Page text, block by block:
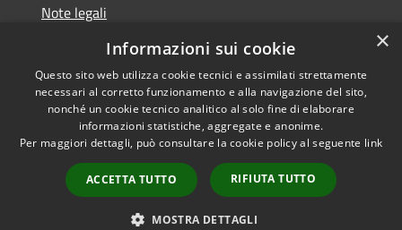
Note legali
Dichiarazione di accessibilità
Accessibilità
Copyright © 2026 • Comune di
Santo Stefano del Sole •
Powered byMunicipium
Accesso redazione
×
Informazioni sui cookie
Questo sito web utilizza cookie tecnici e assimilati strettamente
necessari al corretto funzionamento e alla navigazione del sito,
nonché un cookie tecnico analitico al solo fine di elaborare
informazioni statistiche, aggregate e anonime.
Per maggiori dettagli, può consultare la cookie policy al seguente link
ACCETTA TUTTO RIFIUTA TUTTO
MOSTRA DETTAGLI